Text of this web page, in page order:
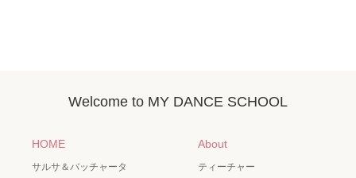
Welcome to MY DANCE SCHOOL
HOME
サルサ＆バッチャータ
About
ティーチャー